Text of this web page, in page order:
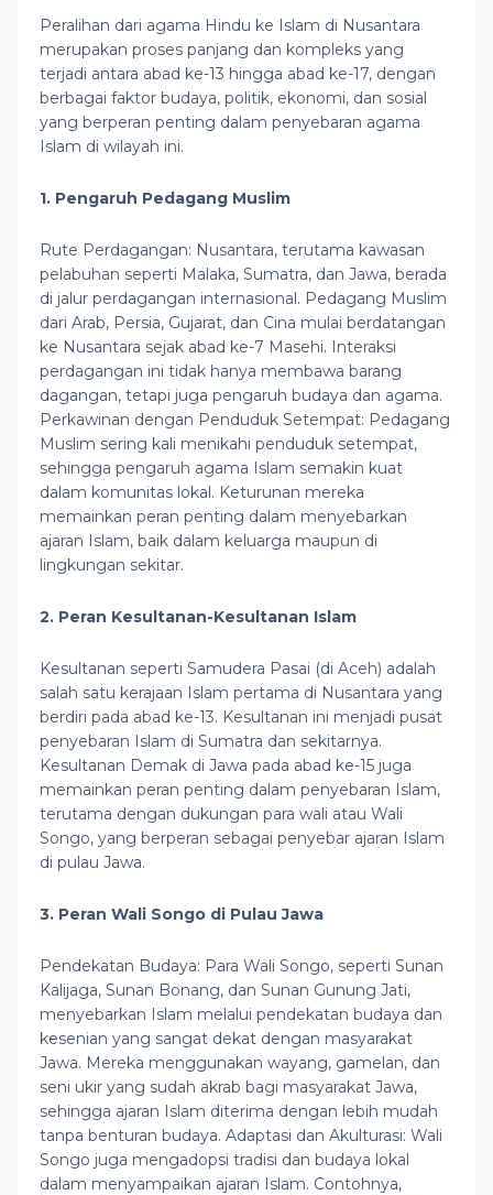
Peralihan dari agama Hindu ke Islam di Nusantara
merupakan proses panjang dan kompleks yang
terjadi antara abad ke-13 hingga abad ke-17, dengan
berbagai faktor budaya, politik, ekonomi, dan sosial
yang berperan penting dalam penyebaran agama
Islam di wilayah ini.
1. Pengaruh Pedagang Muslim
Rute Perdagangan: Nusantara, terutama kawasan
pelabuhan seperti Malaka, Sumatra, dan Jawa, berada
di jalur perdagangan internasional. Pedagang Muslim
dari Arab, Persia, Gujarat, dan Cina mulai berdatangan
ke Nusantara sejak abad ke-7 Masehi. Interaksi
perdagangan ini tidak hanya membawa barang
dagangan, tetapi juga pengaruh budaya dan agama.
Perkawinan dengan Penduduk Setempat: Pedagang
Muslim sering kali menikahi penduduk setempat,
sehingga pengaruh agama Islam semakin kuat
dalam komunitas lokal. Keturunan mereka
memainkan peran penting dalam menyebarkan
ajaran Islam, baik dalam keluarga maupun di
lingkungan sekitar.
2. Peran Kesultanan-Kesultanan Islam
Kesultanan seperti Samudera Pasai (di Aceh) adalah
salah satu kerajaan Islam pertama di Nusantara yang
berdiri pada abad ke-13. Kesultanan ini menjadi pusat
penyebaran Islam di Sumatra dan sekitarnya.
Kesultanan Demak di Jawa pada abad ke-15 juga
memainkan peran penting dalam penyebaran Islam,
terutama dengan dukungan para wali atau Wali
Songo, yang berperan sebagai penyebar ajaran Islam
di pulau Jawa.
3. Peran Wali Songo di Pulau Jawa
Pendekatan Budaya: Para Wali Songo, seperti Sunan
Kalijaga, Sunan Bonang, dan Sunan Gunung Jati,
menyebarkan Islam melalui pendekatan budaya dan
kesenian yang sangat dekat dengan masyarakat
Jawa. Mereka menggunakan wayang, gamelan, dan
seni ukir yang sudah akrab bagi masyarakat Jawa,
sehingga ajaran Islam diterima dengan lebih mudah
tanpa benturan budaya. Adaptasi dan Akulturasi: Wali
Songo juga mengadopsi tradisi dan budaya lokal
dalam menyampaikan ajaran Islam. Contohnya,